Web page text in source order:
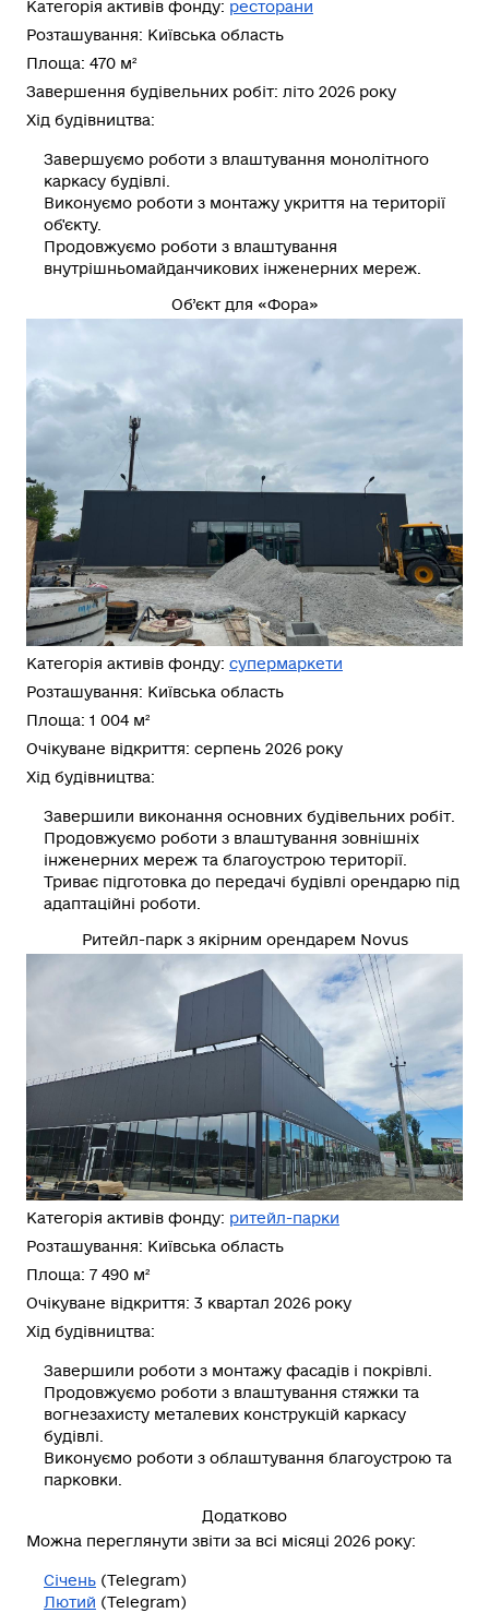
Категорія активів фонду: ресторани
Розташування: Київська область
Площа: 470 м²
Завершення будівельних робіт: літо 2026 року
Хід будівництва:
Завершуємо роботи з влаштування монолітного
каркасу будівлі.
Виконуємо роботи з монтажу укриття на території
об'єкту.
Продовжуємо роботи з влаштування
внутрішньомайданчикових інженерних мереж.
Об’єкт для «Фора»
Категорія активів фонду: супермаркети
Розташування: Київська область
Площа: 1 004 м²
Очікуване відкриття: серпень 2026 року
Хід будівництва:
Завершили виконання основних будівельних робіт.
Продовжуємо роботи з влаштування зовнішніх
інженерних мереж та благоустрою території.
Триває підготовка до передачі будівлі орендарю під
адаптаційні роботи.
Ритейл-парк з якірним орендарем Novus
Категорія активів фонду: ритейл-парки
Розташування: Київська область
Площа: 7 490 м²
Очікуване відкриття: 3 квартал 2026 року
Хід будівництва:
Завершили роботи з монтажу фасадів і покрівлі.
Продовжуємо роботи з влаштування стяжки та
вогнезахисту металевих конструкцій каркасу
будівлі.
Виконуємо роботи з облаштування благоустрою та
парковки.
Додатково
Можна переглянути звіти за всі місяці 2026 року:
Січень (Telegram)
Лютий (Telegram)